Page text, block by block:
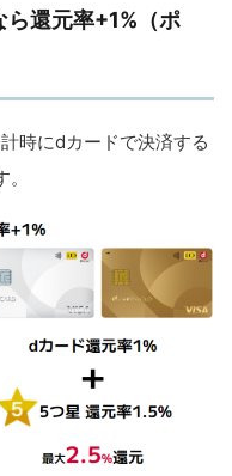
ら還元率+1%（ポ
時にdカードで決済する